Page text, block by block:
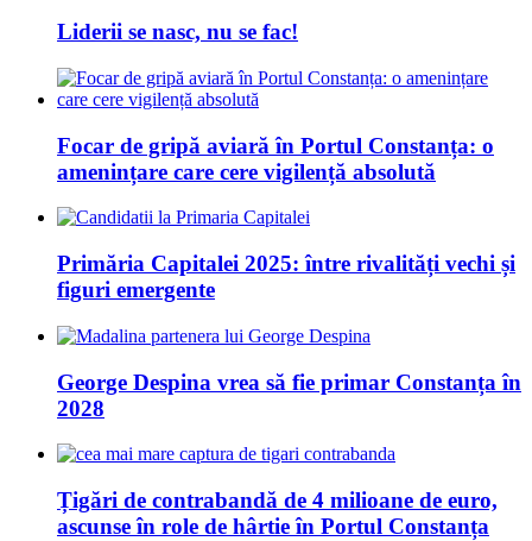
Liderii se nasc, nu se fac!
Focar de gripă aviară în Portul Constanța: o
amenințare care cere vigilență absolută
Primăria Capitalei 2025: între rivalități vechi și
figuri emergente
George Despina vrea să fie primar Constanța în
2028
Țigări de contrabandă de 4 milioane de euro,
ascunse în role de hârtie în Portul Constanța